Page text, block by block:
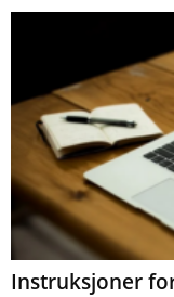
Instruksjoner